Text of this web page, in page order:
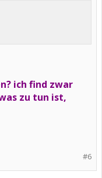
ich find zwar
zu tun ist,
#6